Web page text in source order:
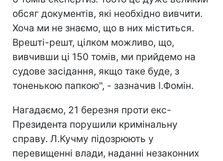
обсяг документів, які необхідно вивчити.
Хоча ми не знаємо, що в них міститься.
Врешті-решт, цілком можливо, що,
вивчивши ці 150 томів, ми прийдемо на
судове засідання, якщо таке буде, з
тоненькою папкою", - зазначив І.Фомін.
Нагадаємо, 21 березня проти екс-
Президента порушили кримінальну
справу. Л.Кучму підозрюють у
перевищенні влади, наданні незаконних